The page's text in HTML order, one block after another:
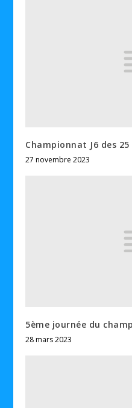
Championnat J6 des
27 novembre 2023
5ème journée du
28 mars 2023